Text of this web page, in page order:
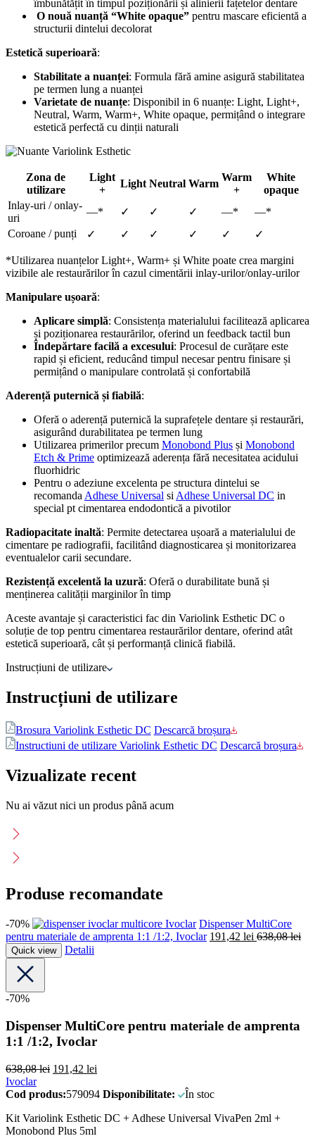
îmbunătățit în timpul poziționării și alinierii fațetelor dentare
O nouă nuanță “White opaque” pentru mascare eficientă a
structurii dintelui decolorat
Estetică superioară:
Stabilitate a nuanței: Formula fără amine asigură stabilitatea
pe termen lung a nuanței​
Varietate de nuanțe: Disponibil in 6 nuanțe: Light, Light+,
Neutral, Warm, Warm+, White opaque, permițând o integrare
estetică perfectă cu dinții naturali​
Zona de
utilizare
Light
+
Light Neutral Warm
Warm
+
White
opaque
Inlay-uri / onlay-
uri
—* ✓ ✓ ✓ —*
—*
Coroane / punți
✓ ✓ ✓ ✓ ✓ ✓
*Utilizarea nuanțelor Light+, Warm+ și White poate crea margini
vizibile ale restaurărilor în cazul cimentării inlay-urilor/onlay-urilor
Manipulare ușoară:
Aplicare simplă: Consistența materialului facilitează aplicarea
și poziționarea restaurărilor, oferind un feedback tactil bun​
Îndepărtare facilă a excesului: Procesul de curățare este
rapid și eficient, reducând timpul necesar pentru finisare​ și
permițând o manipulare controlată și confortabilă​
Aderență puternică și fiabilă:
Oferă o aderență puternică la suprafețele dentare și restaurări,
asigurând durabilitatea pe termen lung​
Utilizarea primerilor precum Monobond Plus și Monobond
Etch & Prime optimizează aderența fără necesitatea acidului
fluorhidric​
Pentru o adeziune excelenta pe structura dintelui se
recomanda Adhese Universal si Adhese Universal DC in
special pt cimentarea endodontică a pivotilor
Radiopacitate inaltă: Permite detectarea ușoară a materialului de
cimentare pe radiografii, facilitând diagnosticarea și monitorizarea​
eventualelor carii secundare​.
Rezistență excelentă la uzură: Oferă o durabilitate bună și
menținerea calității marginilor în timp​
Aceste avantaje și caracteristici fac din Variolink Esthetic DC o
soluție de top pentru cimentarea restaurărilor dentare, oferind atât
estetică superioară, cât și performanță clinică fiabilă.
Instrucțiuni de utilizare
Instrucțiuni de utilizare
Brosura Variolink Esthetic DC Descarcă broșura
Instructiuni de utilizare Variolink Esthetic DC Descarcă broșura
Vizualizate recent
Nu ai văzut nici un produs până acum
Produse recomandate
-70% Ivoclar Dispenser MultiCore
pentru materiale de amprenta 1:1 /1:2, Ivoclar 191,42 lei 638,08lei
Quick view Detalii
-70%
Dispenser MultiCore pentru materiale de amprenta
1:1 /1:2, Ivoclar
638,08lei 191,42 lei
Ivoclar
Cod produs:579094 Disponibilitate:
În stoc
Kit Variolink Esthetic DC + Adhese Universal VivaPen 2ml +
Monobond Plus 5ml